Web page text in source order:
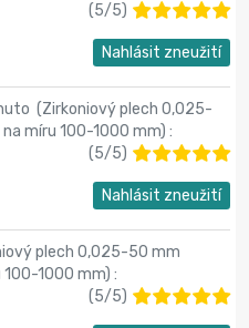
(5/5)
Nahlásit zneužití
(Zirkoniový plech 0,025-
míru 100-1000 mm) :
(5/5)
Nahlásit zneužití
plech 0,025-50 mm
100-1000 mm) :
(5/5)